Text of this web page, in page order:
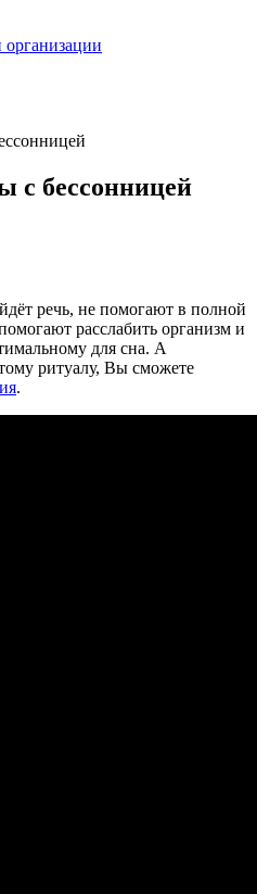
организации
с бессонницей
речь, не помогают в полной
расслабить организм и
для сна. А
ритуалу, Вы сможете
.